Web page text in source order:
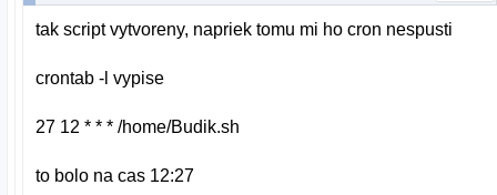
tak script vytvoreny, napriek tomu mi ho cron nespusti
crontab -l vypise
27 12 * * * /home/Budik.sh
to bolo na cas 12:27